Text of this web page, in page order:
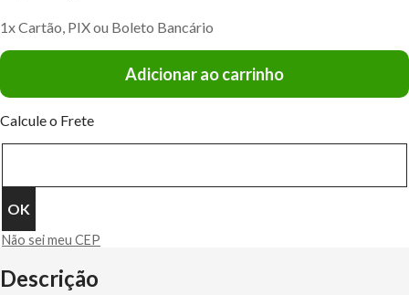
1x Cartão, PIX ou Boleto Bancário
Adicionar ao carrinho
Calcule o Frete
Não sei meu CEP
Descrição